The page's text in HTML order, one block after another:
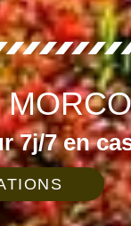
7j/7 en